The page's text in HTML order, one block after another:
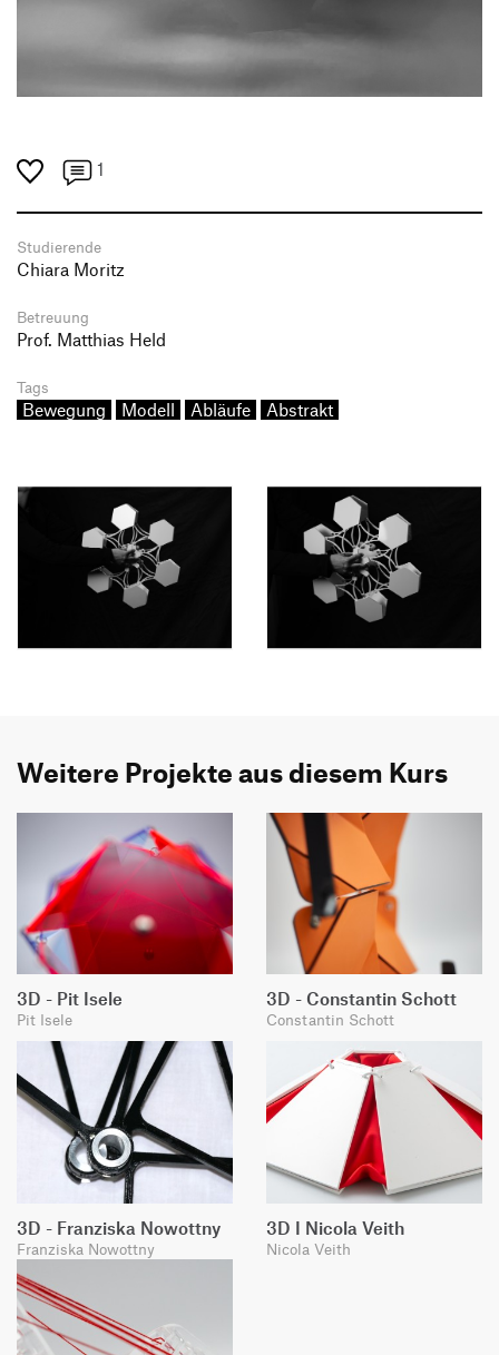
1
Studierende
Chiara Moritz
Betreuung
Prof. Matthias Held
Tags
Bewegung Modell Abläufe Abstrakt
Weitere Projekte aus diesem Kurs
3D - Pit Isele
Pit Isele
3D - Constantin Schott
Constantin Schott
3D - Franziska Nowottny
Franziska Nowottny
3D I Nicola Veith
Nicola Veith